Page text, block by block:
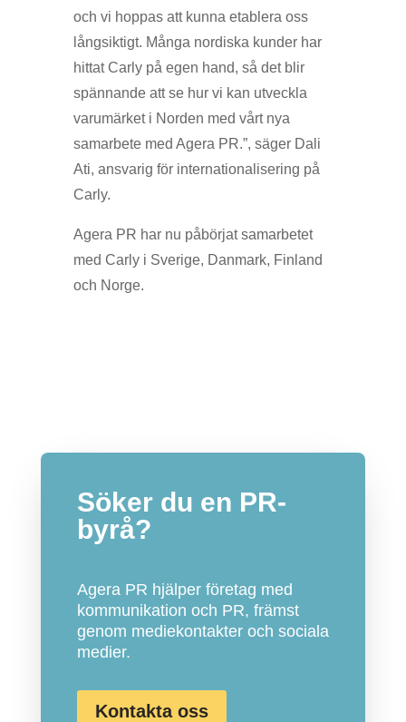
och vi hoppas att kunna etablera oss
långsiktigt. Många nordiska kunder har
hittat Carly på egen hand, så det blir
spännande att se hur vi kan utveckla
varumärket i Norden med vårt nya
samarbete med Agera PR.”, säger Dali
Ati, ansvarig för internationalisering på
Carly.
Agera PR har nu påbörjat samarbetet
med Carly i Sverige, Danmark, Finland
och Norge.
Söker du en PR-
byrå?
Agera PR hjälper företag med
kommunikation och PR, främst
genom mediekontakter och sociala
medier.
Kontakta oss